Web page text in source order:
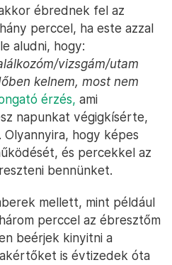
ébrednek fel az
perccel, ha este azzal
aludni, hogy:
vizsgám/utam
kelnem, most nem
érzés, ami
napunkat végigkísérte,
Olyannyira, hogy képes
és percekkel az
bennünket.
mellett, mint például
perccel az ébresztőm
beérjek kinyitni a
is évtizedek óta